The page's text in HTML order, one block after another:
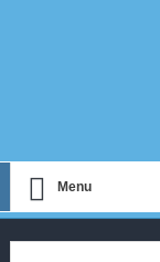
Menu